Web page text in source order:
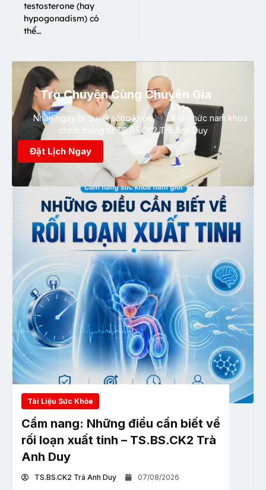
testosterone (hay
hypogonadism) có
thể…
Trò Chuyện Cùng Chuyên Gia
Nhận ngay bí quyết sống khỏe, kiến thức nam khoa
chính thống từ TS.BS.CK2 Trà Anh Duy
Đặt Lịch Ngay
Tài Liệu Sức Khỏe
Cẩm nang: Những điều cần biết về
rối loạn xuất tinh – TS.BS.CK2 Trà
Anh Duy
TS.BS.CK2 Trà Anh Duy 07/08/2026